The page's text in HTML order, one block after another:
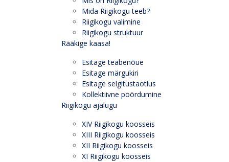
Mida Riigikogu teeb?
Riigikogu valimine
Riigikogu struktuur
Rääkige kaasa!
Esitage teabenõue
Esitage märgukiri
Esitage selgitustaotlus
Kollektiivne pöördumine
Riigikogu ajalugu
XIV Riigikogu koosseis
XIII Riigikogu koosseis
XII Riigikogu koosseis
XI Riigikogu koosseis